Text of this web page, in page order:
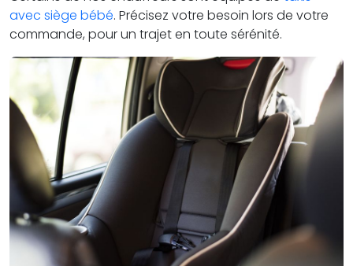
avec siège bébé. Précisez votre besoin lors de votre
commande, pour un trajet en toute sérénité.